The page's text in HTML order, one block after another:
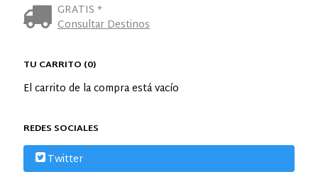
GRATIS *
Consultar Destinos
TU CARRITO (0)
El carrito de la compra está vacío
REDES SOCIALES
Twitter